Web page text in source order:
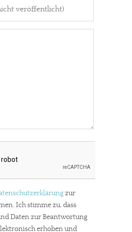
zur
Ich stimme zu, dass
Daten zur Beantwortung
erhoben und